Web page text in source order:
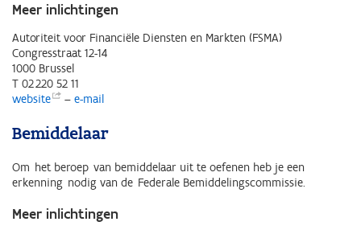
Meer inlichtingen
Autoriteit voor Financiële Diensten en Markten (FSMA)
Congresstraat 12-14
1000 Brussel
T 02 220 52 11
website
– e-mail
Bemiddelaar
Om het beroep van bemiddelaar uit te oefenen heb je een
erkenning nodig van de Federale Bemiddelingscommissie.
Meer inlichtingen